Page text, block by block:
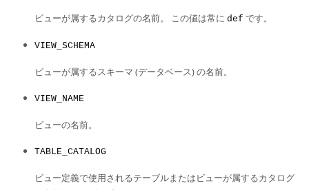
ビューが属するカタログの名前。 この値は常に def です。
VIEW_SCHEMA
ビューが属するスキーマ (データベース) の名前。
VIEW_NAME
ビューの名前。
TABLE_CATALOG
ビュー定義で使用されるテーブルまたはビューが属するカタログ